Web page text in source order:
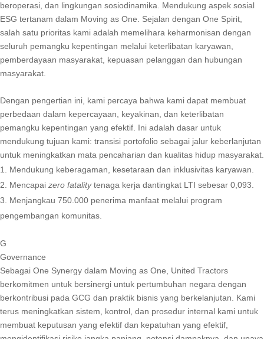
beroperasi, dan lingkungan sosiodinamika. Mendukung aspek sosial
ESG tertanam dalam Moving as One. Sejalan dengan One Spirit,
salah satu prioritas kami adalah memelihara keharmonisan dengan
seluruh pemangku kepentingan melalui keterlibatan karyawan,
pemberdayaan masyarakat, kepuasan pelanggan dan hubungan
masyarakat.
Dengan pengertian ini, kami percaya bahwa kami dapat membuat
perbedaan dalam kepercayaan, keyakinan, dan keterlibatan
pemangku kepentingan yang efektif. Ini adalah dasar untuk
mendukung tujuan kami: transisi portofolio sebagai jalur keberlanjutan
untuk meningkatkan mata pencaharian dan kualitas hidup masyarakat.
Mendukung keberagaman, kesetaraan dan inklusivitas karyawan.
Mencapai zero fatalitytenaga kerja dantingkat LTI sebesar 0,093.
Menjangkau 750.000 penerima manfaat melalui program
pengembangan komunitas.
G
Governance
Sebagai One Synergy dalam Moving as One, United Tractors
berkomitmen untuk bersinergi untuk pertumbuhan negara dengan
berkontribusi pada GCG dan praktik bisnis yang berkelanjutan. Kami
terus meningkatkan sistem, kontrol, dan prosedur internal kami untuk
membuat keputusan yang efektif dan kepatuhan yang efektif,